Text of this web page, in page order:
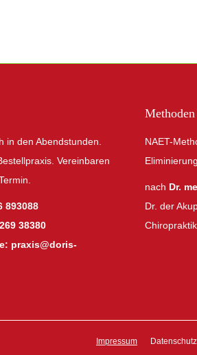
in den Abendstunden.
Vereinbaren
893088
38380
praxis@doris-
Methoden
NAET-
nach Dr.
Dr. der
Impressum Datenschutz